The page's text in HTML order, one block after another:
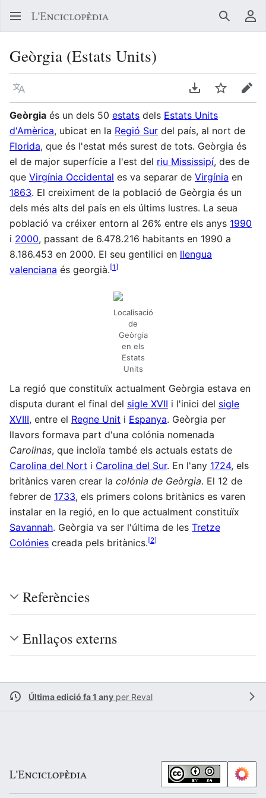
Buscar
Geòrgia (Estats Units)
Llegir en un atre idioma Descarregar en
Vigilar
Geòrgia és un dels 50 estats dels Estats Units
d'Amèrica, ubicat en la Regió Sur del país, al nort de
Florida, que és l'estat més surest de tots. Geòrgia és
el de major superfície a l'est del riu Mississipí, des de
que Virgínia Occidental es va separar de Virgínia en
1863. El creiximent de la població de Geòrgia és un
dels més alts del país en els últims lustres. La seua
població va créixer entorn al 26% entre els anys 1990
i 2000, passant de 6.478.216 habitants en 1990 a
8.186.453 en 2000. El seu gentilici en llengua
valenciana és georgià.[1]
Localisació
de
Geòrgia
en els
Estats
Units
La regió que constituïx actualment Geòrgia estava en
disputa durant el final del sigle XVII i l'inici del sigle
XVIII, entre el Regne Unit i Espanya. Geòrgia per
llavors formava part d'una colónia nomenada
Carolinas, que incloïa també els actuals estats de
Carolina del Nort i Carolina del Sur. En l'any 1724, els
britànics varen crear la colónia de Geòrgia. El 12 de
febrer de 1733, els primers colons britànics es varen
instalar en la regió, en lo que actualment constituïx
Savannah. Geòrgia va ser l'última de les Tretze
Colónies creada pels britànics.[2]
Referències
Enllaços externs
Última edició fa 1 any per Reval